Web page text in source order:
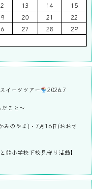
13 14
15
20 21
22
27 28
29
イーツツアー 2026.7
こと～
のやま)・7月16日(おおさ
◎小学校下校見守り活動】